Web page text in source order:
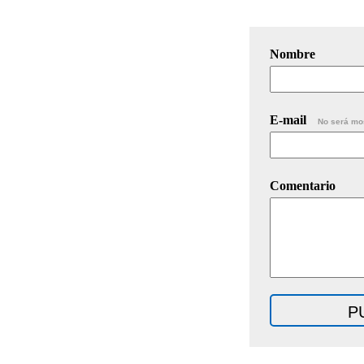
Nombre
E-mail No será
Comentario